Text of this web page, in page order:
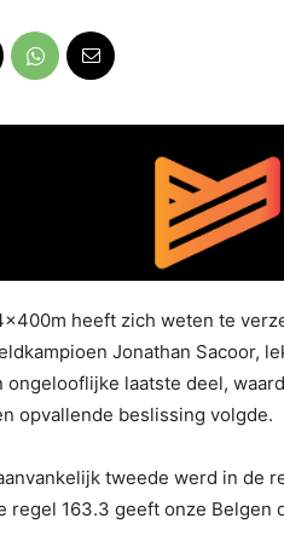
heeft zich weten te
Jonathan Sacoor,
laatste deel,
opvallende beslissing volgde.
tweede werd in de
regel 163.3 geeft onze Belgen